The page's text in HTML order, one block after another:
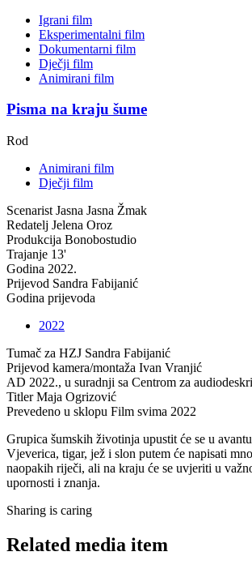
Igrani film
Eksperimentalni film
Dokumentarni film
Dječji film
Animirani film
Pisma na kraju šume
Rod
Animirani film
Dječji film
Scenarist Jasna Jasna Žmak
Redatelj Jelena Oroz
Produkcija Bonobostudio
Trajanje 13'
Godina 2022.
Prijevod Sandra Fabijanić
Godina prijevoda
2022
Tumač za HZJ Sandra Fabijanić
Prijevod kamera/montaža Ivan Vranjić
AD 2022., u suradnji sa Centrom za
TitlerMaja Ogrizović
Prevedeno u sklopu Film svima 2022
Grupica šumskih životinja upustit će se u
Vjeverica, tigar, jež i slon putem će napisati
naopakih riječi, ali na kraju će se uvjeriti u
upornosti i znanja.
Sharing is caring
Related media item